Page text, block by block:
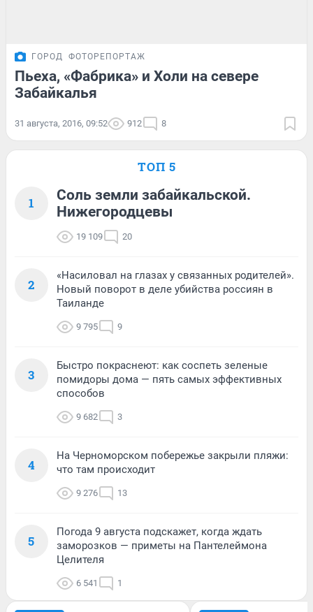
ГОРОД ФОТОРЕПОРТАЖ
Пьеха, «Фабрика» и Холи на севере
Забайкалья
31 августа, 2016, 09:52 912 8
ТОП 5
1
Соль земли забайкальской.
Нижегородцевы
19 109 20
2
«Насиловал на глазах у связанных родителей».
Новый поворот в деле убийства россиян в
Таиланде
9 795 9
3
Быстро покраснеют: как соспеть зеленые
помидоры дома — пять самых эффективных
способов
9 682 3
4
На Черноморском побережье закрыли пляжи:
что там происходит
9 276 13
5
Погода 9 августа подскажет, когда ждать
заморозков — приметы на Пантелеймона
Целителя
6 541 1